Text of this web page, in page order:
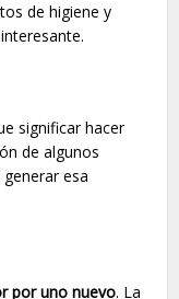
de higiene y
significar hacer
de algunos
esa
por uno nuevo. La